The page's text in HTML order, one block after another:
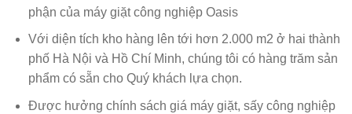
phận của máy giặt công nghiệp Oasis
Với diện tích kho hàng lên tới hơn 2.000 m2 ở hai thành
phố Hà Nội và Hồ Chí Minh, chúng tôi có hàng trăm sản
phẩm có sẵn cho Quý khách lựa chọn.
Được hưởng chính sách giá máy giặt, sấy công nghiệp